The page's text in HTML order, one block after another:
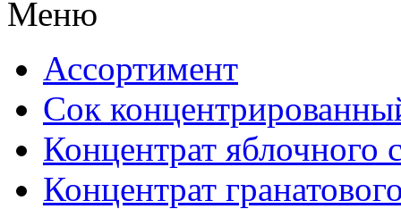
Меню
Ассортимент
Сок
Концентрат яблочного
Концентрат